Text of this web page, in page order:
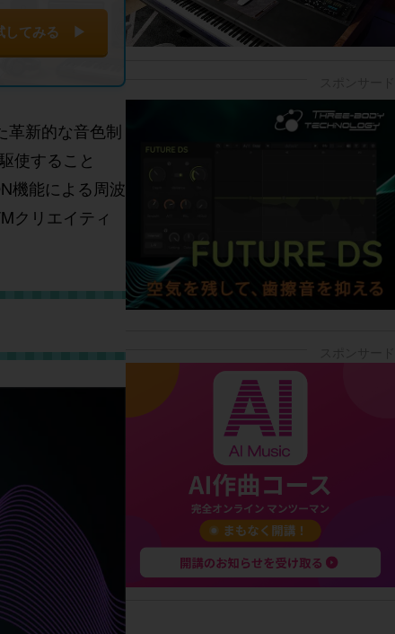
してみる ▶
革新的な音色制
使すること
機能による周波
クリエイティ